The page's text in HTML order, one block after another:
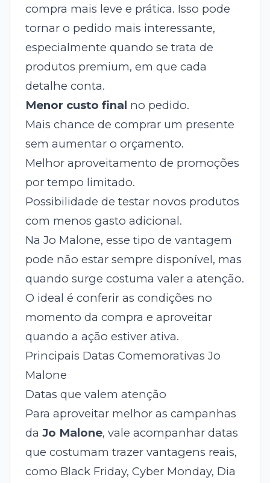
compra mais leve e prática. Isso pode
tornar o pedido mais interessante,
especialmente quando se trata de
produtos premium, em que cada
detalhe conta.
Menor custo final no pedido.
Mais chance de comprar um presente
sem aumentar o orçamento.
Melhor aproveitamento de promoções
por tempo limitado.
Possibilidade de testar novos produtos
com menos gasto adicional.
Na Jo Malone, esse tipo de vantagem
pode não estar sempre disponível, mas
quando surge costuma valer a atenção.
O ideal é conferir as condições no
momento da compra e aproveitar
quando a ação estiver ativa.
Principais Datas Comemorativas Jo
Malone
Datas que valem atenção
Para aproveitar melhor as campanhas
da Jo Malone, vale acompanhar datas
que costumam trazer vantagens reais,
como Black Friday, Cyber Monday, Dia